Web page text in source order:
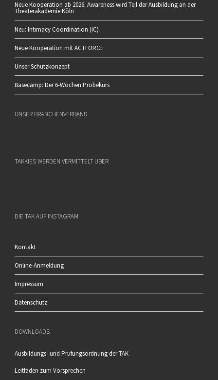
Neue Kooperation ab 2026: Awareness wird Teil der Ausbildung an der
Theaterakademie Köln
Neu: Intimacy Coordination (IC)
Neue Kooperation mit ACTFORCE
Unser Schutzkonzept
Basecamp: Der 6-Wochen Probekurs
UNSER BRANCHENVERBAND
TAKKIES WERDEN VERMITTELT ÜBER
DIE TAK AUF INSTAGRAM
Kontakt
Online-Anmeldung
Impressum
Datenschutz
DOWNLOADS
Ausbildungs- und Prüfungsordnung der TAK
Leitfaden zum Vorsprechen